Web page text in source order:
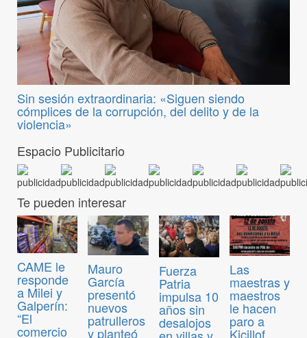
Sin sesión extraordinaria: «Siguen siendo
cómplices de la corrupción, del delito y de la
violencia»
Espacio Publicitario
Te pueden interesar
CAME le
responde
a Milei y
Galperín:
“El
comercio
Mauro
García
presentó
nuevos
patrulleros
y planteó
Fuerza
Patria
impulsa 10
años sin
desalojos
Las
maestras y
maestros
le hacen
paro a
Kicillof